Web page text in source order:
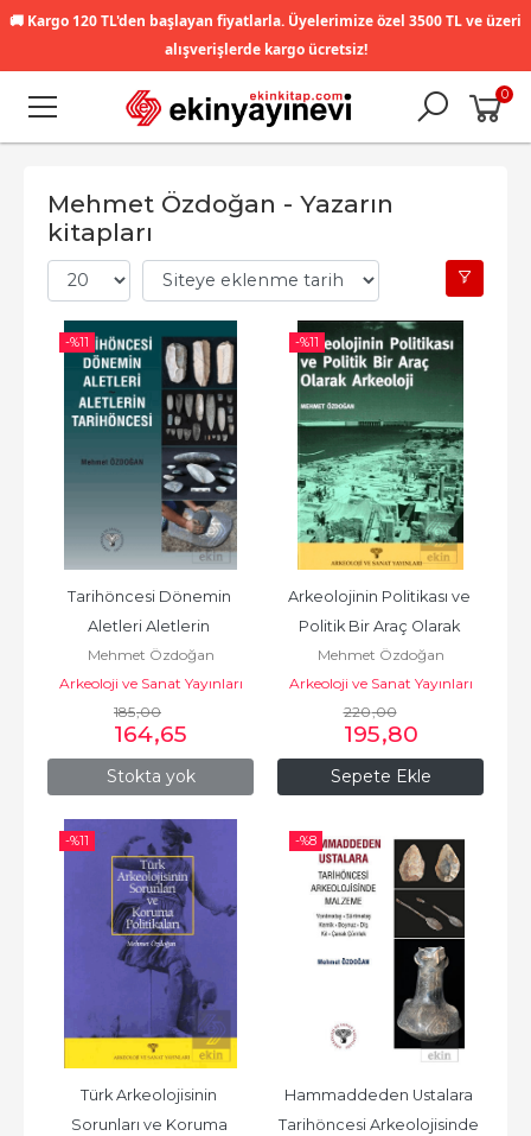
🚚 Kargo 120 TL'den başlayan fiyatlarla. Üyelerimize özel 3500 TL ve üzeri
alışverişlerde kargo ücretsiz!
0
Mehmet Özdoğan - Yazarın
kitapları
-%11
Stokta yok
Tarihöncesi Dönemin
Aletleri Aletlerin
Tarihöncesi
Mehmet Özdoğan
Arkeoloji ve Sanat Yayınları
185,00
164,65
-%11
Sepete Ekle
Arkeolojinin Politikası ve
Politik Bir Araç Olarak
Arkeoloji
Mehmet Özdoğan
Arkeoloji ve Sanat Yayınları
220,00
195,80
-%11
Türk Arkeolojisinin
Sorunları ve Koruma
-%8
Hammaddeden Ustalara
Tarihöncesi Arkeolojisinde